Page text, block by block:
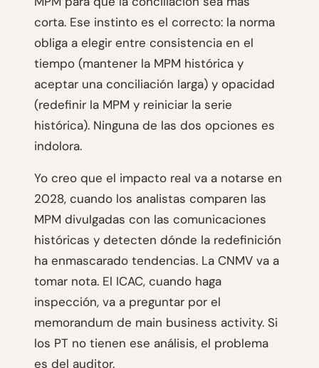
corta. Ese instinto es el correcto: la norma
obliga a elegir entre consistencia en el
tiempo (mantener la MPM histórica y
aceptar una conciliación larga) y opacidad
(redefinir la MPM y reiniciar la serie
histórica). Ninguna de las dos opciones es
indolora.
Yo creo que el impacto real va a notarse en
2028, cuando los analistas comparen las
MPM divulgadas con las comunicaciones
históricas y detecten dónde la redefinición
ha enmascarado tendencias. La CNMV va a
tomar nota. El ICAC, cuando haga
inspección, va a preguntar por el
memorandum de main business activity. Si
los PT no tienen ese análisis, el problema
es del auditor.